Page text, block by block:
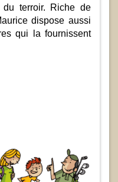
terroir. Riche de
dispose aussi
qui la fournissent